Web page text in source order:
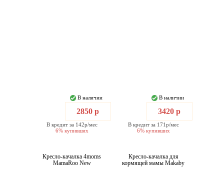
В наличии
2850 р
В кредит за 142р/мес
6% купивших
В наличии
3420 р
В кредит за 171р/мес
6% купивших
Кресло-качалка 4moms
MamaRoo New
Кресло-качалка для
кормящей мамы Makaby